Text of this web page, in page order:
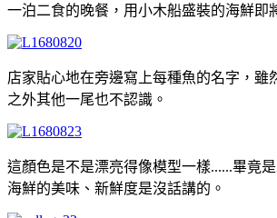
一泊二食的晚餐，用小木船盛裝的海鮮即
店家貼心地在旁邊寫上每種魚的名字，雖
之外其他一尾也不認識。
這顏色是不是漂亮得像模型一樣......畢竟
海鮮的美味、新鮮度是沒話講的。